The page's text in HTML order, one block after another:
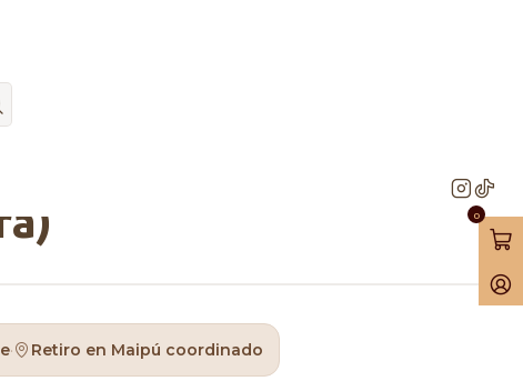
0
Alfajores
(Galleta + Manjar +
· Retiro en Maipú coordinado